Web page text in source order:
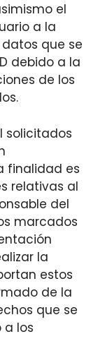
el
a la
que se
debido a la
de los
solicitados
finalidad es
relativas al
del
marcados
la
estos
de la
que se
los